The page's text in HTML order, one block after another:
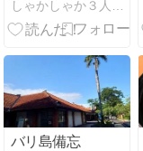
バリ島備忘